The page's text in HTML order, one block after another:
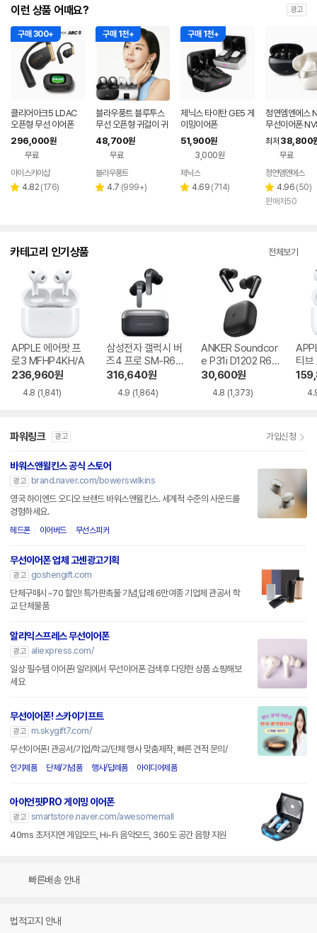
이런 상품 어때요? 광고
구매 300+
클리어아크5 LDAC
오픈형 무선 이어폰
296,000원
무료
페이
아이스카이샵
별 4.82 리
(176)
구매 1천+
블라우풍트 블루투스
무선 오픈형 귀걸이 귀
찌형 이어폰 귀걸이형
이어클립 러닝 귀찌이
어폰
48,700원
무료
블라우풍트
별 4.7 리
(999+)
구매 1천+
제닉스 타이탄 GE5 게
이밍이어폰
51,900원
3,000원
페이
제닉스
별 4.69 리
(714)
청연엠엔에스
무선이어폰
TW1 커널형
슬링
최저 38,800
무료
청연엠엔에스
별
점
4.96 리
뷰
(50)
판매처50
카테고리 인기상품 전체보기
APPLE 에어팟 프
로3 MFHP4KH/A
236,960원
4.8 (1,841)
삼성전자 갤럭시 버
즈4 프로 SM-R64
0
316,640원
4.9 (1,864)
ANKER Soundcor
e P31i D1202 R60
i NC
30,600원
4.8 (1,373)
티브
파워링크 광고 가입신청
바워스앤윌킨스 공식 스토어
광고
brand.naver.com/bowerswilkins
영국 하이엔드 오디오 브랜드 바워스앤윌킨스. 세계적 수준의 사운드를
경험하세요.
헤드폰 이어버드 무선스피커
무선이어폰 업체 고센광고기획
광고
goshengift.com
단체구매시~70 할인! 특가판촉물 기념,답례 6만여종 기업체 관공서 학
교 단체물품
알리익스프레스 무선이어폰
광고
aliexpress.com/
일상 필수템 이어폰! 알리에서 무선이어폰 검색후 다양한 상품 쇼핑해보
세요
무선이어폰! 스카이기프트
광고
m.skygift7.com/
무선이어폰! 관공서/기업/학교/단체 행사 맞춤제작, 빠른 견적 문의/
인기제품 단체/기념품 행사/답례품 아이디어제품
아이언핏PRO 게이밍 이어폰
광고 smartstore.naver.com/awesomemall
40ms 초저지연 게임모드, Hi-Fi 음악모드, 360도 공간 음향 지원
빠른배송 안내
법적고지 안내